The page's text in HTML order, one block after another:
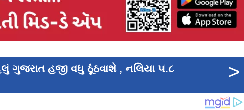
ગુજરાત હજી વધુ ઠૂંઠવાશે , નલિયા ૫.૮
>